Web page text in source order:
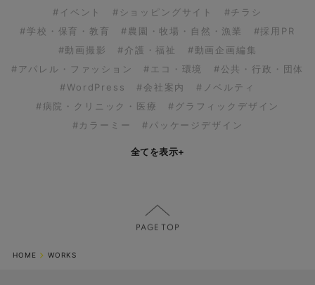
#イベント
#ショッピングサイト
#チラシ
#学校・保育・教育
#農園・牧場・自然・漁業
#採用PR
#動画撮影
#介護・福祉
#動画企画編集
#アパレル・ファッション
#エコ・環境
#公共・行政・団体
#WordPress
#会社案内
#ノベルティ
#病院・クリニック・医療
#グラフィックデザイン
#カラーミー
#パッケージデザイン
全てを表示+
HOME WORKS